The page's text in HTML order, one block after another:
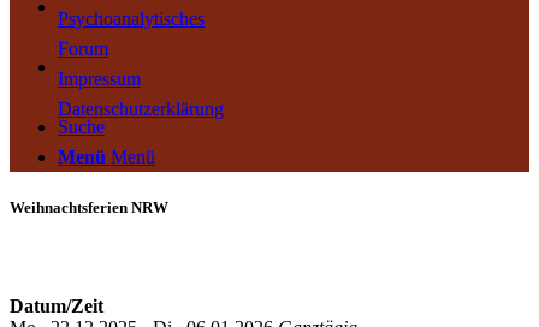
Psychoanalytisches
Forum
Impressum
Datenschutzerklärung
Suche
Menü Menü
Weihnachtsferien NRW
Datum/Zeit